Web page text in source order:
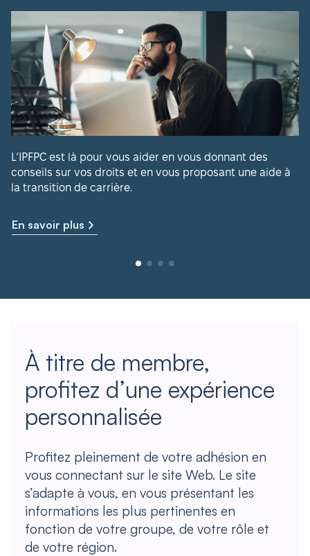
L’IPFPC est là pour vous aider en vous donnant des
conseils sur vos droits et en vous proposant une aide à
la transition de carrière.
En savoir plus
À titre de membre,
profitez d’une expérience
personnalisée
Profitez pleinement de votre adhésion en
vous connectant sur le site Web. Le site
s’adapte à vous, en vous présentant les
informations les plus pertinentes en
fonction de votre groupe, de votre rôle et
de votre région.